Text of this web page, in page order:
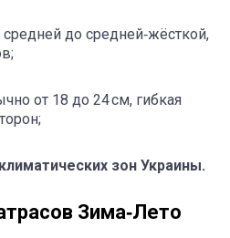
до средней‑жёсткой,
от 18 до 24 см, гибкая
зон Украины.
Зима‑Лето